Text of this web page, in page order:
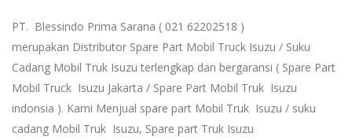
PT. Blessindo Prima Sarana ( 021 62202518 )
merupakan Distributor Spare Part Mobil Truck Isuzu / Suku
Cadang Mobil Truk Isuzu terlengkap dan bergaransi ( Spare Part
Mobil Truck Isuzu Jakarta / Spare Part Mobil Truk Isuzu
indonsia ). Kami Menjual spare part Mobil Truk Isuzu / suku
cadang Mobil Truk Isuzu, Spare part Truk Isuzu